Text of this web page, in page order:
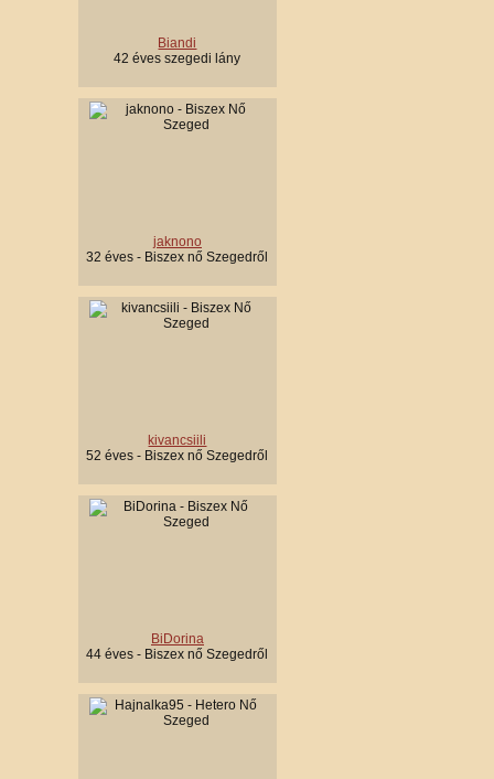
Biandi
42 éves szegedi lány
jaknono
32 éves - Biszex nő Szegedről
kivancsiili
52 éves - Biszex nő Szegedről
BiDorina
44 éves - Biszex nő Szegedről